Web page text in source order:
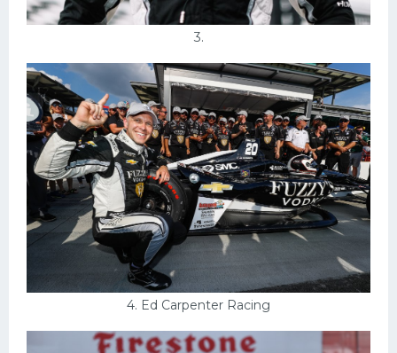
3.
4. Ed Carpenter Racing